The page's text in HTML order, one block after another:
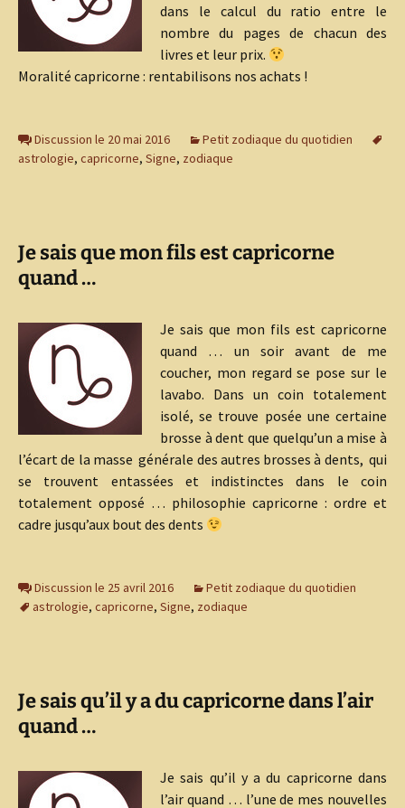
dans le calcul du ratio entre le
nombre du pages de chacun des
livres et leur prix.
Moralité capricorne : rentabilisons nos achats !
Discussion le 20 mai 2016
Petit zodiaque du quotidien
astrologie, capricorne, Signe, zodiaque
Je sais que mon fils est capricorne
quand …
Je sais que mon fils est capricorne
quand … un soir avant de me
coucher, mon regard se pose sur le
lavabo. Dans un coin totalement
isolé, se trouve posée une certaine
brosse à dent que quelqu’un a mise à
l’écart de la masse générale des autres brosses à dents, qui
se trouvent entassées et indistinctes dans le coin
totalement opposé … philosophie capricorne : ordre et
cadre jusqu’aux bout des dents
Discussion le 25 avril 2016
Petit zodiaque du quotidien
astrologie, capricorne, Signe, zodiaque
Je sais qu’il y a du capricorne dans l’air
quand …
Je sais qu’il y a du capricorne dans
l’air quand … l’une de mes nouvelles